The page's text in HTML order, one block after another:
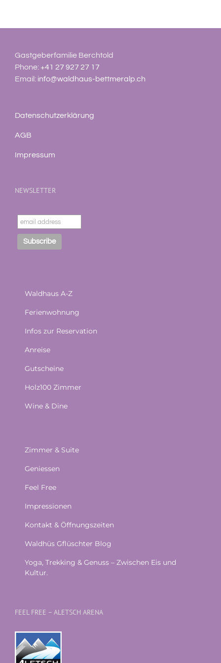
Gastgeberfamilie Berchtold
Phone:+41 27 927 27 17
Email: info@waldhaus-bettmeralp.ch
Datenschutzerklärung
AGB
Impressum
NEWSLETTER
Waldhaus A-Z
Ferienwohnung
Infos zur Reservation
Anreise
Gutscheine
Holz100 Zimmer
Wine & Dine
Zimmer & Suite
Geniessen
Feel Free
Impressionen
Kontakt & Öffnungszeiten
Waldhüs Gflüschter Blog
Yoga, Trekking & Genuss – Zwischen Eis und
Kultur.
FEEL FREE – ALETSCH ARENA